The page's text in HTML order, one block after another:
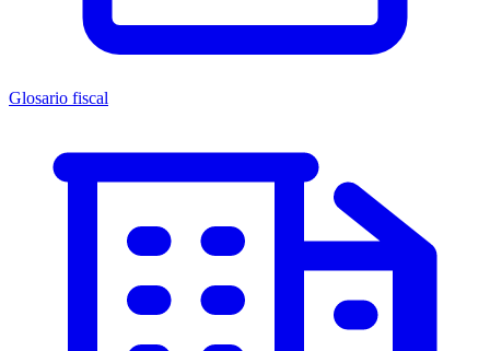
Glosario fiscal